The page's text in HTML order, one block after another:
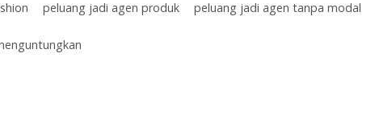
peluang jadi agen produk peluang jadi agen tanpa modal